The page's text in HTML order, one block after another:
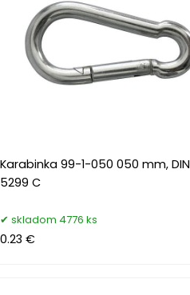
Karabinka 99-1-050 050 mm, DIN
5299 C
skladom 4776 ks
0.23 €